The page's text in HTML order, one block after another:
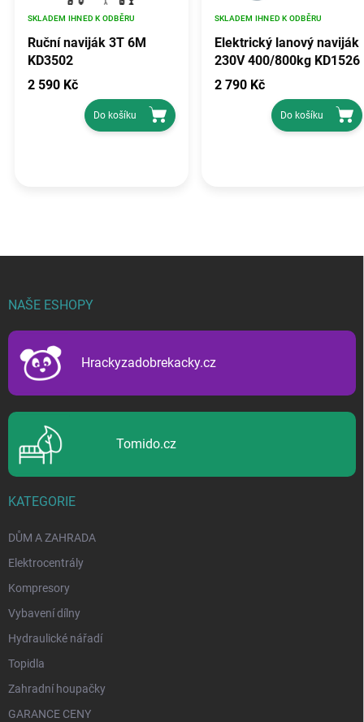
Ruční naviják 3T 6M
KD3502
SKLADEM IHNED K ODBĚRU
2 590 Kč
Do košíku
Elektrický lanový naviják
230V 400/800kg KD1526
SKLADEM IHNED K ODBĚRU
2 790 Kč
Do košíku
NAŠE ESHOPY
Hrackyzadobrekacky.cz
Tomido.cz
KATEGORIE
DŮM A ZAHRADA
Elektrocentrály
Kompresory
Vybavení dílny
Hydraulické nářadí
Topidla
Zahradní houpačky
GARANCE CENY